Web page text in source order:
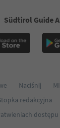
Südtirol Guide
Naciśnij
redakcyjna
dostępu